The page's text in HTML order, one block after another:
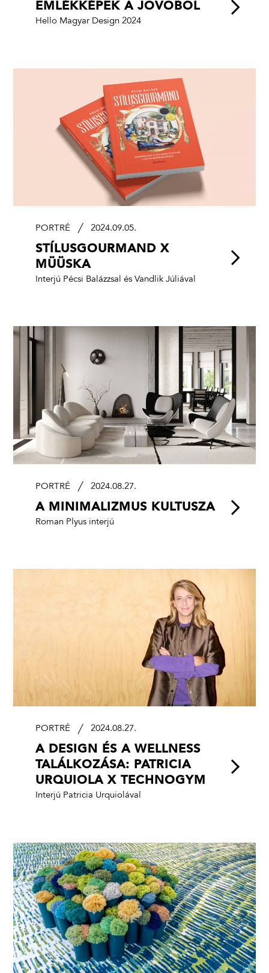
EMLÉKKÉPEK A JÖVŐBŐL
Hello Magyar Design 2024
PORTRÉ 2024.09.05.
STÍLUSGOURMAND X
MÜÜSKA
Interjú Pécsi Balázzsal és Vandlik Júliával
PORTRÉ 2024.08.27.
A MINIMALIZMUS KULTUSZA
Roman Plyus interjú
PORTRÉ 2024.08.27.
A DESIGN ÉS A WELLNESS
TALÁLKOZÁSA: PATRICIA
URQUIOLA X TECHNOGYM
Interjú Patricia Urquiolával